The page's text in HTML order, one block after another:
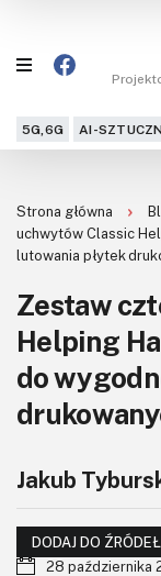
5G,6G AI-
DIY+
KITy
Strona główna
uchwytów Classic
lutowania płytek
Zestaw
Helping
do
Jakub
DODAJ DO ŹRÓDEŁ
28 października